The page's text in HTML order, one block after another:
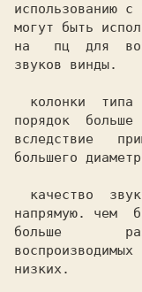
использованию
могут быть
на   пц  для
порядок
вследствие
больше